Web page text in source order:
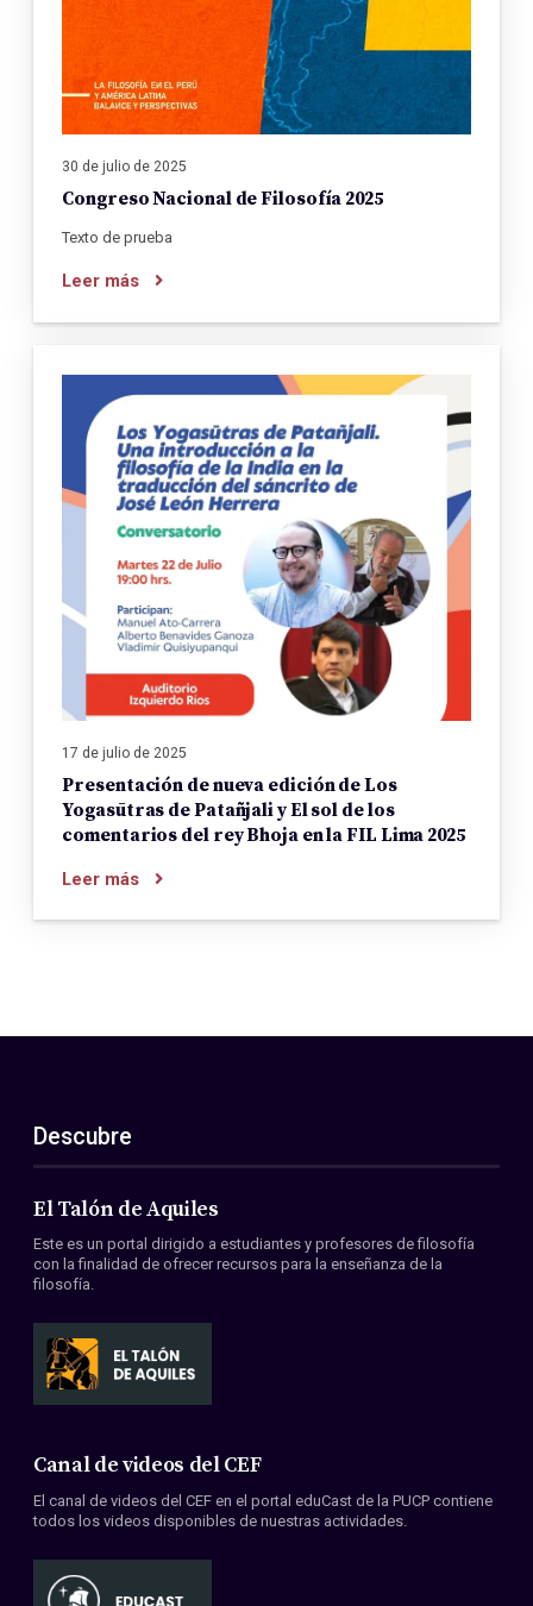
30 de julio de 2025
Congreso Nacional de Filosofía 2025
Texto de prueba
Leer más
17 de julio de 2025
Presentación de nueva edición de Los
Yogasūtras de Patañjali y El sol de los
comentarios del rey Bhoja en la FIL Lima 2025
Leer más
Descubre
El Talón de Aquiles
Este es un portal dirigido a estudiantes y profesores de filosofía
con la finalidad de ofrecer recursos para la enseñanza de la
filosofía.
Canal de videos del CEF
El canal de videos del CEF en el portal eduCast de la PUCP contiene
todos los videos disponibles de nuestras actividades.